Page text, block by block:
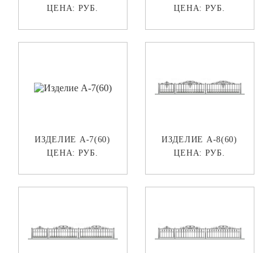
ЦЕНА: РУБ.
ЦЕНА: РУБ.
ИЗДЕЛИЕ А-7(60)
ЦЕНА: РУБ.
ИЗДЕЛИЕ А-8(60)
ЦЕНА: РУБ.